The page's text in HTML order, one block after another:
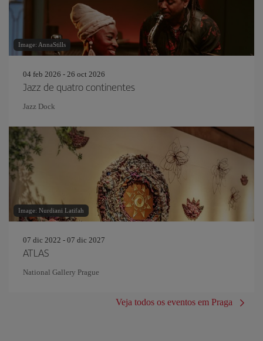
Image: AnnaStills
04 feb 2026 - 26 oct 2026
Jazz de quatro continentes
Jazz Dock
Image: Nurdiani Latifah
07 dic 2022 - 07 dic 2027
ATLAS
National Gallery Prague
Veja todos os eventos em Praga